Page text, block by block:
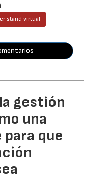
stand virtual
gestión
una
que